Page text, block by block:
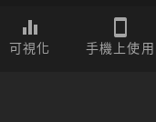
可視化 手機上使用